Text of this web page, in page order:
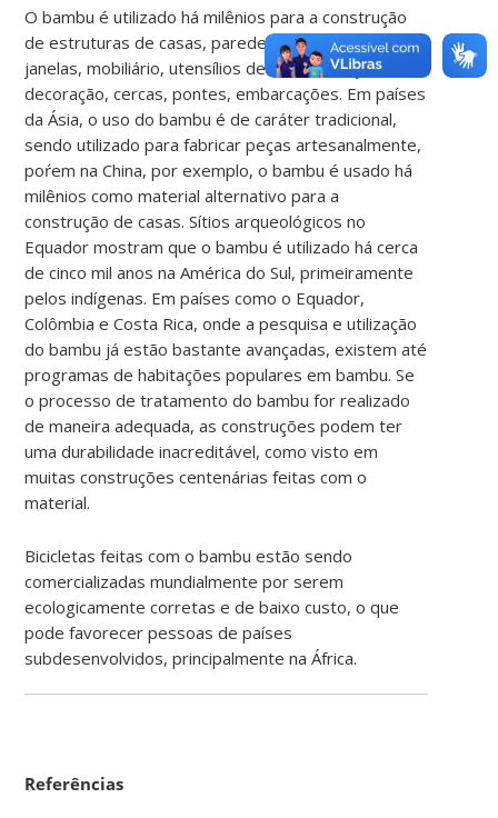
O bambu é utilizado há milênios para a construção
de estruturas de casas, paredes, telhas, portas e
janelas, mobiliário, utensílios de cozinha, objetos de
decoração, cercas, pontes, embarcações. Em países
da Ásia, o uso do bambu é de caráter tradicional,
sendo utilizado para fabricar peças artesanalmente,
poŕem na China, por exemplo, o bambu é usado há
milênios como material alternativo para a
construção de casas. Sítios arqueológicos no
Equador mostram que o bambu é utilizado há cerca
de cinco mil anos na América do Sul, primeiramente
pelos indígenas. Em países como o Equador,
Colômbia e Costa Rica, onde a pesquisa e utilização
do bambu já estão bastante avançadas, existem até
programas de habitações populares em bambu. Se
o processo de tratamento do bambu for realizado
de maneira adequada, as construções podem ter
uma durabilidade inacreditável, como visto em
muitas construções centenárias feitas com o
material.
Bicicletas feitas com o bambu estão sendo
comercializadas mundialmente por serem
ecologicamente corretas e de baixo custo, o que
pode favorecer pessoas de países
subdesenvolvidos, principalmente na África.
Referências